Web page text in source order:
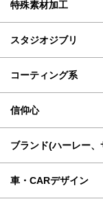
特殊素材加工
スタジオジブリ
コーティング系
信仰心
ブランド(ハーレー
車・CARデザイン